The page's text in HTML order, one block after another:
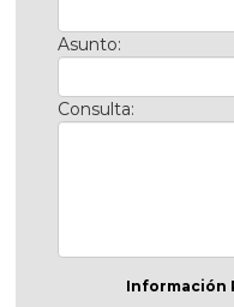
Asunto:
Consulta:
Información